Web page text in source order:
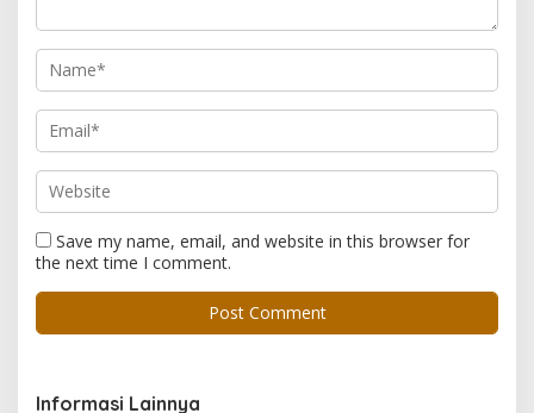
Save my name, email, and website in this browser for
the next time I comment.
Informasi Lainnya